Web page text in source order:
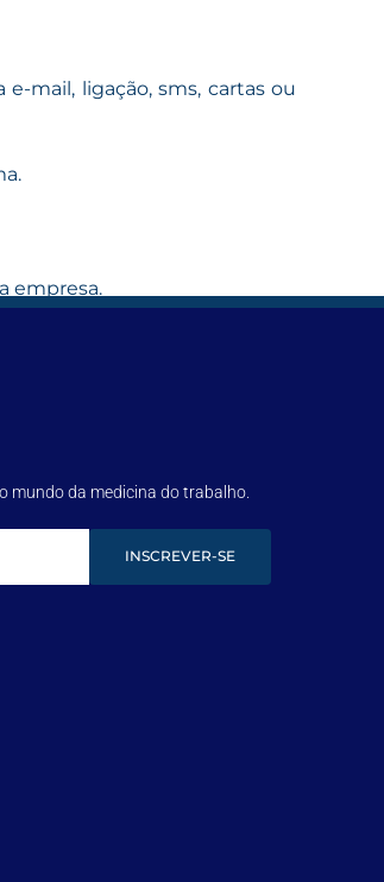
mail, ligação, sms, cartas ou
empresa.
mundo da medicina do trabalho.
INSCREVER-SE